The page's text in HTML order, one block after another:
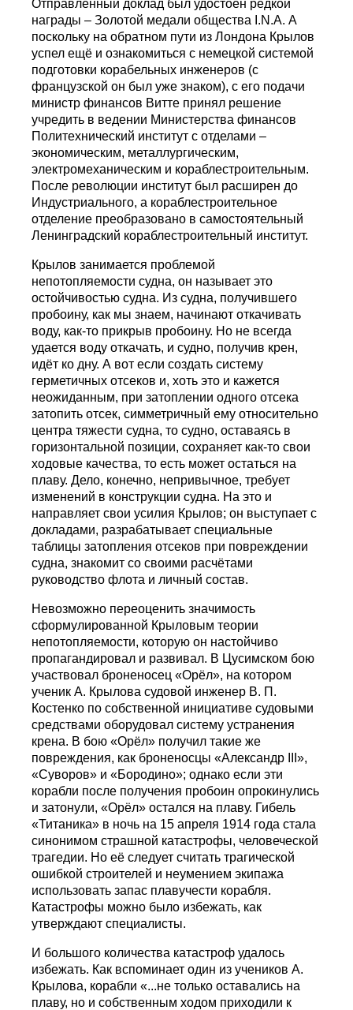
Отправленный доклад был удостоен редкой
награды – Золотой медали общества I.N.A. А
поскольку на обратном пути из Лондона Крылов
успел ещё и ознакомиться с немецкой системой
подготовки корабельных инженеров (с
французской он был уже знаком), с его подачи
министр финансов Витте принял решение
учредить в ведении Министерства финансов
Политехнический институт с отделами –
экономическим, металлургическим,
электромеханическим и кораблестроительным.
После революции институт был расширен до
Индустриального, а кораблестроительное
отделение преобразовано в самостоятельный
Ленинградский кораблестроительный институт.
Крылов занимается проблемой
непотопляемости судна, он называет это
остойчивостью судна. Из судна, получившего
пробоину, как мы знаем, начинают откачивать
воду, как-то прикрыв пробоину. Но не всегда
удается воду откачать, и судно, получив крен,
идёт ко дну. А вот если создать систему
герметичных отсеков и, хоть это и кажется
неожиданным, при затоплении одного отсека
затопить отсек, симметричный ему относительно
центра тяжести судна, то судно, оставаясь в
горизонтальной позиции, сохраняет как-то свои
ходовые качества, то есть может остаться на
плаву. Дело, конечно, непривычное, требует
изменений в конструкции судна. На это и
направляет свои усилия Крылов; он выступает с
докладами, разрабатывает специальные
таблицы затопления отсеков при повреждении
судна, знакомит со своими расчётами
руководство флота и личный состав.
Невозможно переоценить значимость
сформулированной Крыловым теории
непотопляемости, которую он настойчиво
пропагандировал и развивал. В Цусимском бою
участвовал броненосец «Орёл», на котором
ученик А. Крылова судовой инженер В. П.
Костенко по собственной инициативе судовыми
средствами оборудовал систему устранения
крена. В бою «Орёл» получил такие же
повреждения, как броненосцы «Александр III»,
«Суворов» и «Бородино»; однако если эти
корабли после получения пробоин опрокинулись
и затонули, «Орёл» остался на плаву. Гибель
«Титаника» в ночь на 15 апреля 1914 года стала
синонимом страшной катастрофы, человеческой
трагедии. Но её следует считать трагической
ошибкой строителей и неумением экипажа
использовать запас плавучести корабля.
Катастрофы можно было избежать, как
утверждают специалисты.
И большого количества катастроф удалось
избежать. Как вспоминает один из учеников А.
Крылова, корабли «...не только оставались на
плаву, но и собственным ходом приходили к